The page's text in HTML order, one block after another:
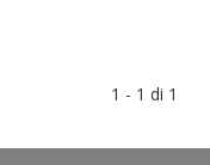
1 - 1 di 1